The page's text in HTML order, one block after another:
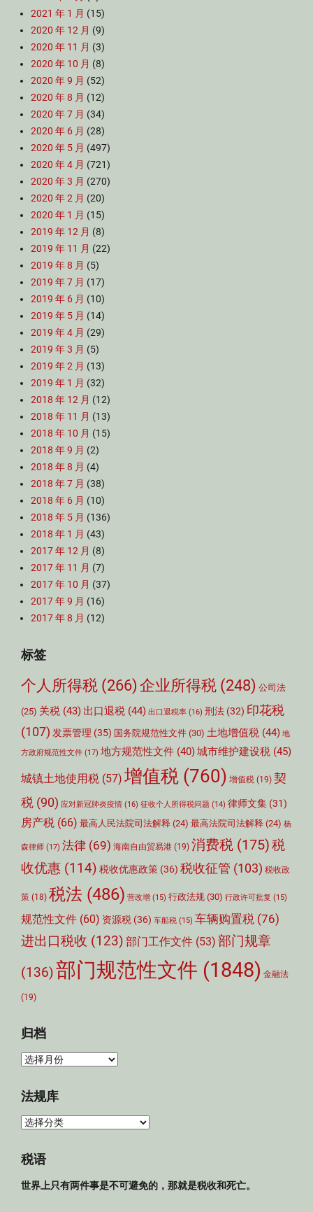
2021 年 1 月 (15)
2020 年 12 月 (9)
2020 年 11 月 (3)
2020 年 10 月 (8)
2020 年 9 月 (52)
2020 年 8 月 (12)
2020 年 7 月 (34)
2020 年 6 月 (28)
2020 年 5 月 (497)
2020 年 4 月 (721)
2020 年 3 月 (270)
2020 年 2 月 (20)
2020 年 1 月 (15)
2019 年 12 月 (8)
2019 年 11 月 (22)
2019 年 8 月 (5)
2019 年 7 月 (17)
2019 年 6 月 (10)
2019 年 5 月 (14)
2019 年 4 月 (29)
2019 年 3 月 (5)
2019 年 2 月 (13)
2019 年 1 月 (32)
2018 年 12 月 (12)
2018 年 11 月 (13)
2018 年 10 月 (15)
2018 年 9 月 (2)
2018 年 8 月 (4)
2018 年 7 月 (38)
2018 年 6 月 (10)
2018 年 5 月 (136)
2018 年 1 月 (43)
2017 年 12 月 (8)
2017 年 11 月 (7)
2017 年 10 月 (37)
2017 年 9 月 (16)
2017 年 8 月 (12)
标签
个人所得税 (266) 企业所得税 (248) 公司法
(25) 关税 (43) 出口退税 (44) 出口退税率 (16) 刑法 (32) 印花税
(107) 发票管理 (35) 国务院规范性文件 (30) 土地增值税 (44) 地
方政府规范性文件 (17) 地方规范性文件 (40)城市维护建设税 (45)
城镇土地使用税 (57) 增值税 (760) 增值税 (19) 契
税 (90) 应对新冠肺炎疫情 (16) 征收个人所得税问题 (14) 律师文集 (31)
房产税 (66) 最高人民法院司法解释 (24) 最高法院司法解释 (24) 杨
森律师 (17) 法律 (69) 海南自由贸易港 (19) 消费税 (175)税
收优惠 (114) 税收优惠政策 (36) 税收征管 (103) 税收政
策 (18) 税法 (486) 营改增 (15) 行政法规 (30) 行政许可批复 (15)
规范性文件 (60) 资源税 (36) 车船税 (15) 车辆购置税 (76)
进出口税收 (123) 部门工作文件 (53) 部门规章
(136)部门规范性文件 (1848) 金融法
(19)
归档
归
法规库
法
库
税语
世界上只有两件事是不可避免的，那就是税收和死亡。